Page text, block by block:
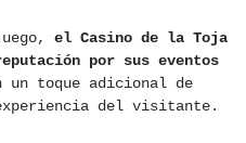
el Casino de la Toja
por sus eventos
un toque adicional de
del visitante.